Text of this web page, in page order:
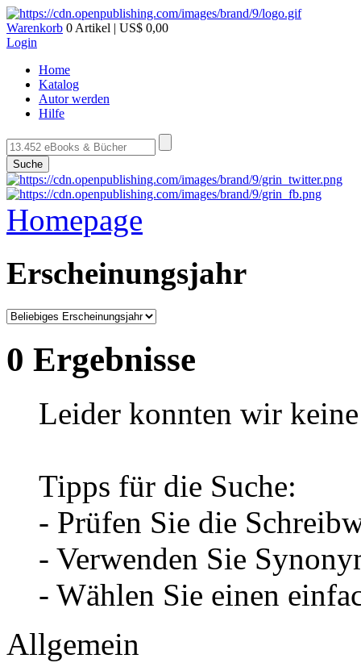
Warenkorb 0 Artikel | US$ 0,00
Login
Home
Katalog
Autor werden
Hilfe
Suche
Homepage
Erscheinungsjahr
0 Ergebnisse
Leider konnten wir
Tipps für die Suche:
- Prüfen Sie die
- Verwenden Sie
- Wählen Sie einen
Allgemein